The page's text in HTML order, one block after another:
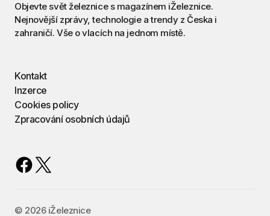
Objevte svět železnice s magazínem iŽeleznice.
Nejnovější zprávy, technologie a trendy z Česka i
zahraničí. Vše o vlacích na jednom místě.
Kontakt
Inzerce
Cookies policy
Zpracování osobních údajů
©️ 2026 iŽeleznice